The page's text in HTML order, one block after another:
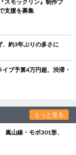
スモックリン』制作プ
支援を募集
約3年ぶりの多さに
ブ予算4万円超、渋滞・
もっと見る
山線・モボ301形、